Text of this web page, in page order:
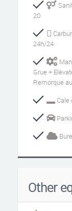
20
24h/24
Grue +
Remorque
Cale
Other